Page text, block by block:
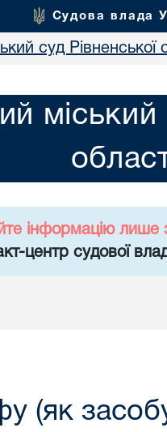
Судова влада
суд Рівненської
міський
інформацію лише
центр судової
(як